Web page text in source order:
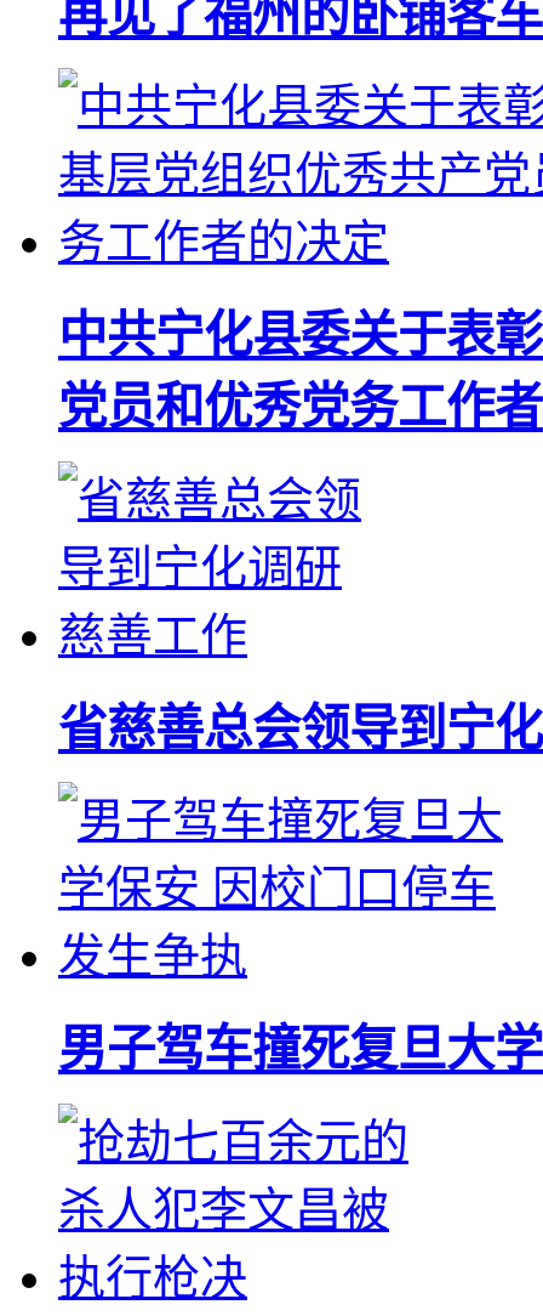
再见了福州的卧铺客
中共宁化县委关于表
党员和优秀党务工作
省慈善总会领导到宁
男子驾车撞死复旦大